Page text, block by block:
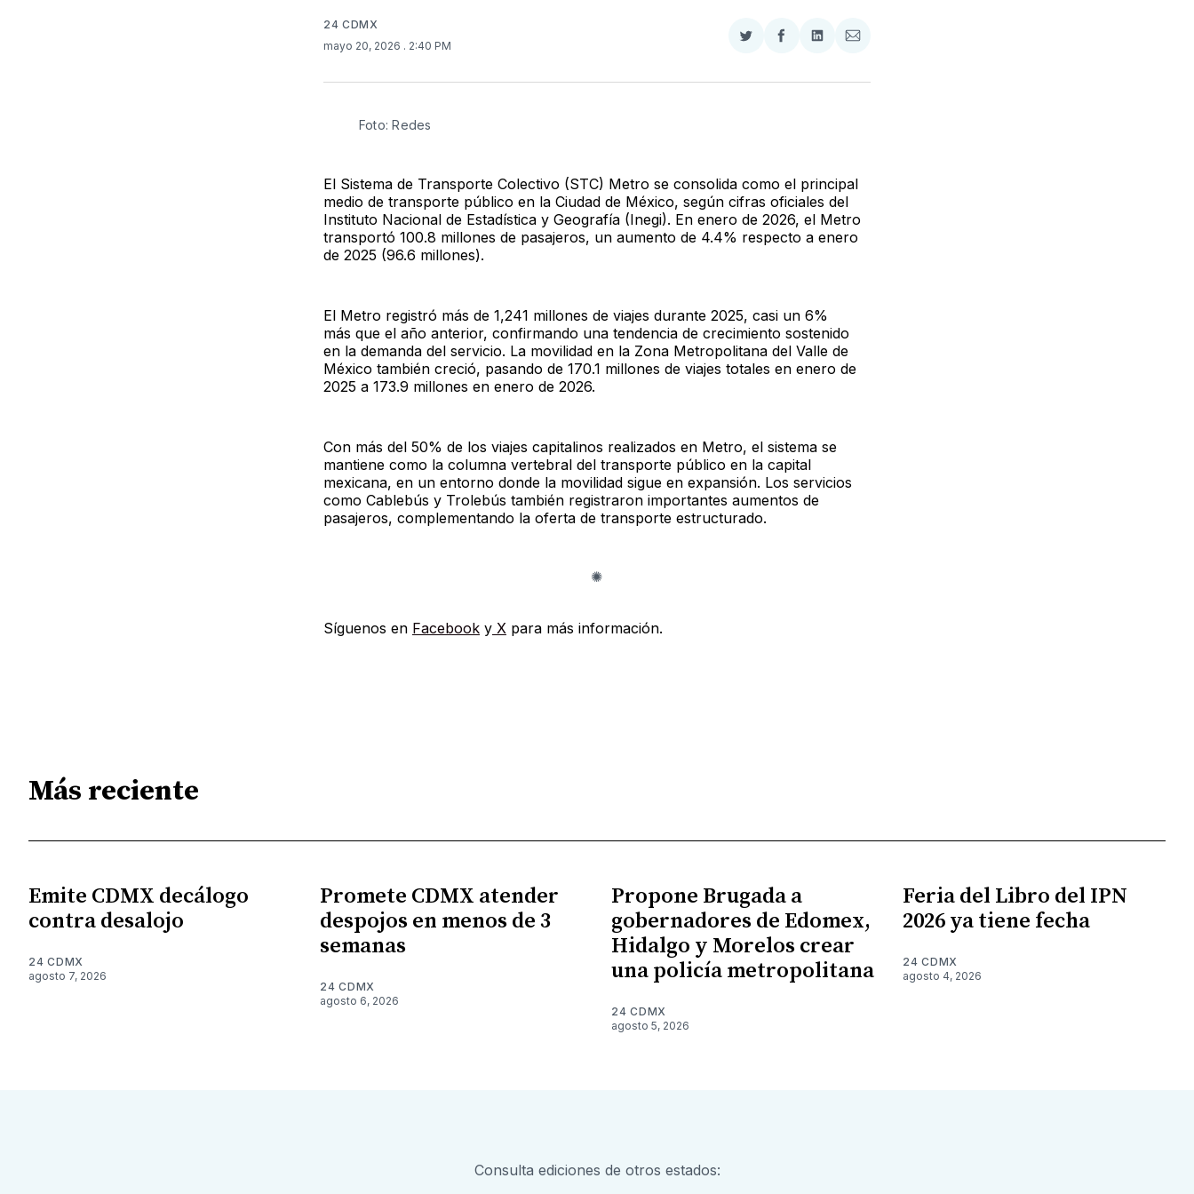
24 CDMX
mayo 20, 2026 . 2:40 PM
Compartir
Twitter
Compartir
Facebook
Compartir
LinkedIn
Compartir
Email
Foto: Redes
El Sistema de Transporte Colectivo (STC) Metro se consolida como el principal
medio de transporte público en la Ciudad de México, según cifras oficiales del
Instituto Nacional de Estadística y Geografía (Inegi). En enero de 2026, el Metro
transportó 100.8 millones de pasajeros, un aumento de 4.4% respecto a enero
de 2025 (96.6 millones).
El Metro registró más de 1,241 millones de viajes durante 2025, casi un 6%
más que el año anterior, confirmando una tendencia de crecimiento sostenido
en la demanda del servicio. La movilidad en la Zona Metropolitana del Valle de
México también creció, pasando de 170.1 millones de viajes totales en enero de
2025 a 173.9 millones en enero de 2026.
Con más del 50% de los viajes capitalinos realizados en Metro, el sistema se
mantiene como la columna vertebral del transporte público en la capital
mexicana, en un entorno donde la movilidad sigue en expansión. Los servicios
como Cablebús y Trolebús también registraron importantes aumentos de
pasajeros, complementando la oferta de transporte estructurado.
Síguenos en FacebookyX para más información.
Más reciente
Emite CDMX decálogo
contra desalojo
24 CDMX
agosto 7, 2026
Promete CDMX atender
despojos en menos de 3
semanas
24 CDMX
agosto 6, 2026
Propone Brugada a
gobernadores de Edomex,
Hidalgo y Morelos crear
una policía metropolitana
24 CDMX
agosto 5, 2026
Feria del Libro del IPN
2026 ya tiene fecha
24 CDMX
agosto 4, 2026
Consulta ediciones de otros estados: